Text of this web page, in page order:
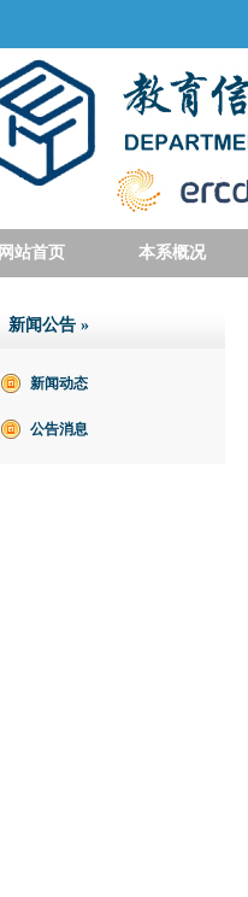
网站首页 本系概况
新闻公告 »
新闻动态
公告消息